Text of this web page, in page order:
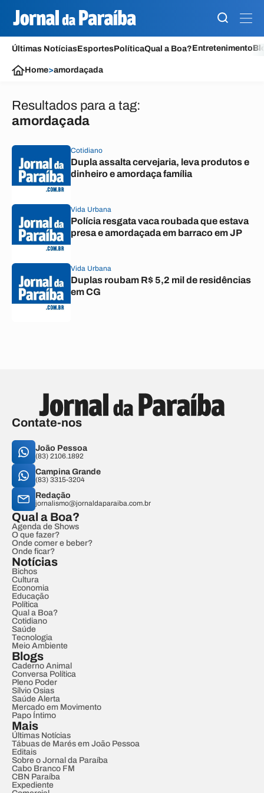
Últimas NotíciasEsportesPolíticaQual a Boa?Entretenimento
Home>amordaçada
Resultados para a tag:
amordaçada
Cotidiano
Dupla assalta cervejaria, leva produtos e
dinheiro e amordaça família
Vida Urbana
Polícia resgata vaca roubada que estava
presa e amordaçada em barraco em JP
Vida Urbana
Duplas roubam R$ 5,2 mil de residências
em CG
Contate-nos
João Pessoa
(83) 2106.1892
Campina Grande
(83) 3315-3204
Redação
jornalismo@jornaldaparaiba.com.br
Qual a Boa?
Agenda de Shows
O que fazer?
Onde comer e beber?
Onde ficar?
Notícias
Bichos
Cultura
Economia
Educação
Política
Qual a Boa?
Cotidiano
Saúde
Tecnologia
Meio Ambiente
Blogs
Caderno Animal
Conversa Política
Pleno Poder
Sílvio Osias
Saúde Alerta
Mercado em Movimento
Papo Íntimo
Mais
Últimas Notícias
Tábuas de Marés em João Pessoa
Editais
Sobre o Jornal da Paraíba
Cabo Branco FM
CBN Paraíba
Expediente